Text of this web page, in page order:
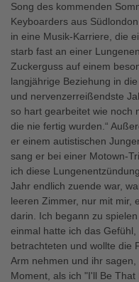
Song des kommenden
Keyboarders aus
in eine Musik-Karriere, die
starb fast an einer
Zuckerguss auf einem
langjährige Beziehung in
und nervenzerreißendste
so hart gearbeitet wie noch
die nie fertig wurden.“
er einem autistischen
sang er bei einer Motown-
ich diese
Jahr endlich zuende war,
leeren Zimmer, nur mit mir,
darin. Ich begann zu
einmal hatte ich das
betrachteten und wollte die
Arm nehmen und ihr
Moment, als ich "I'll Be That